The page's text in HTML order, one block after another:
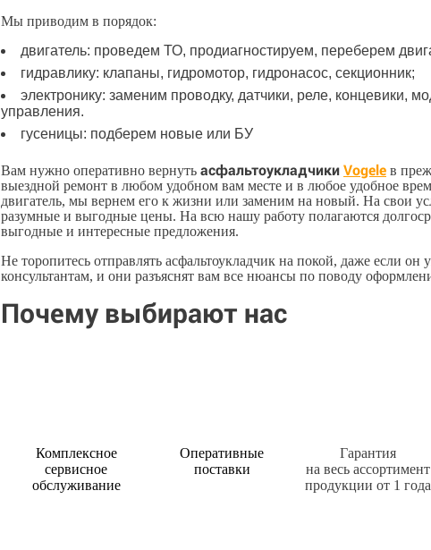
Мы приводим в порядок:
двигатель: проведем ТО, продиагностируем, переберем
гидравлику: клапаны, гидромотор, гидронасос, секционник;
электронику: заменим проводку, датчики, реле, концевики,
управления.
гусеницы: подберем новые или БУ
Вам нужно оперативно вернуть асфальтоукладчики Vogele в
выездной ремонт в любом удобном вам месте и в любое удобное
двигатель, мы вернем его к жизни или заменим на новый. На свои
разумные и выгодные цены. На всю нашу работу полагаются
выгодные и интересные предложения.
Не торопитесь отправлять асфальтоукладчик на покой, даже если
консультантам, и они разъяснят вам все нюансы по поводу
Почему выбирают нас
Комплексное
сервисное
обслуживание
Оперативные
поставки
Гарантия
на весь ассортимент
продукции от 1 года